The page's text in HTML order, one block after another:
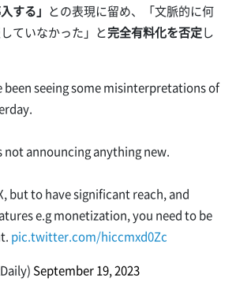
する」 との表現に留め、「文脈的に何
ていなかった」と完全有料化を否定し
been seeing some misinterpretations of
not announcing anything new.
but to have significant reach, and
e.g monetization, you need to be
pic.twitter.com/hiccmxd0Zc
September 19, 2023